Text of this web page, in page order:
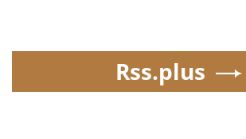
Rss.plus